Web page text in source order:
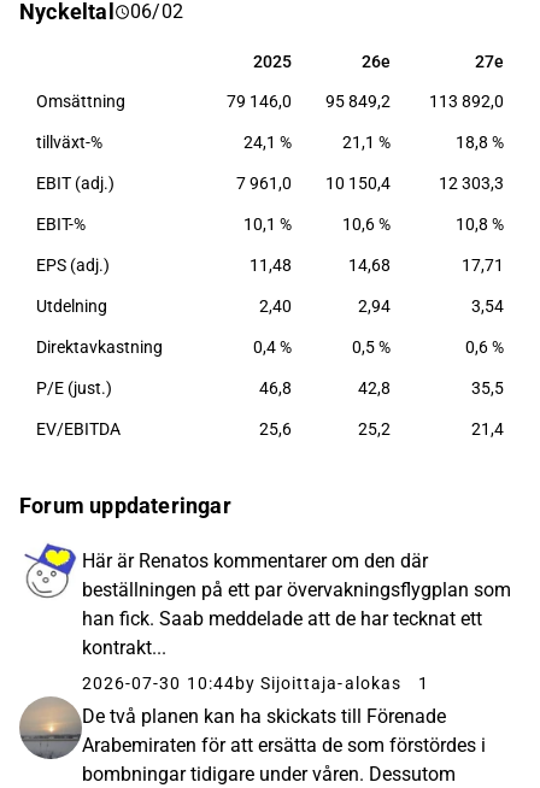
och Asien. Saab grundades år 1937 och har sitt
Nyckeltal 06/02
2025 26e 27e
2025 26e 27e
Omsättning 79 146,0 95 849,2 113 892,0
tillväxt-% 24,1 % 21,1 % 18,8 %
EBIT (adj.) 7 961,0 10 150,4 12 303,3
EBIT-% 10,1 % 10,6 % 10,8 %
EPS (adj.) 11,48 14,68 17,71
Utdelning 2,40 2,94 3,54
Direktavkastning 0,4 % 0,5 % 0,6 %
P/E (just.) 46,8 42,8 35,5
EV/EBITDA 25,6 25,2 21,4
Forum uppdateringar
Här är Renatos kommentarer om den där
beställningen på ett par övervakningsflygplan som
han fick. Saab meddelade att de har tecknat ett
kontrakt...
2026-07-30 10:44by Sijoittaja-alokas 1
De två planen kan ha skickats till Förenade
Arabemiraten för att ersätta de som förstördes i
bombningar tidigare under våren. Dessutom